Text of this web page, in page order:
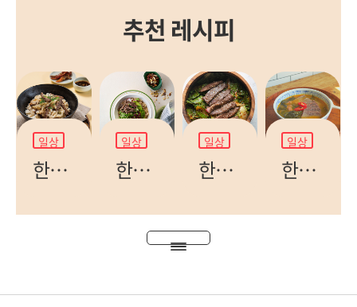
추천 레시피
일상
한우 무밥
일상
한우 아보카도 덮밥
일상
한우 봄동 무침
일상
한우 양지 미역국